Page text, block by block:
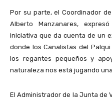
Por su parte, el Coordinador
Alberto Manzanares,
iniciativa que da cuenta de un
donde los Canalistas del
los regantes pequeños y
naturaleza nos está jugando
El Administrador de la Junta de